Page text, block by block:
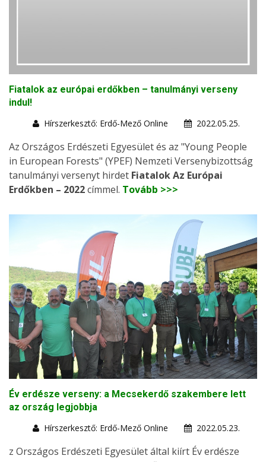
Fiatalok az európai erdőkben – tanulmányi verseny
indul!
Hírszerkesztő: Erdő-Mező Online
2022.05.25.
Az Országos Erdészeti Egyesület és az "Young People
in European Forests" (YPEF) Nemzeti Versenybizottság
tanulmányi versenyt hirdet Fiatalok Az Európai
Erdőkben – 2022címmel. Tovább >>>
Év erdésze verseny: a Mecsekerdő szakembere lett
az ország legjobbja
Hírszerkesztő: Erdő-Mező Online
2022.05.23.
z Országos Erdészeti Egyesület által kiírt Év erdésze